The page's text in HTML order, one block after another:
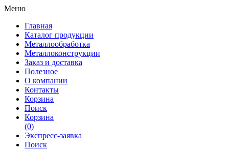
Меню
Главная
Каталог продукции
Металлообработка
Металлоконструкции
Заказ и доставка
Полезное
О компании
Контакты
Корзина
Поиск
Корзина
(0)
Экспресс-заявка
Поиск